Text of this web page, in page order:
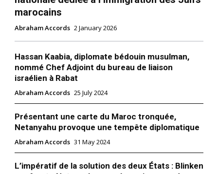
marocains
Abraham Accords 2 January 2026
Hassan Kaabia, diplomate bédouin musulman,
nommé Chef Adjoint du bureau de liaison
israélien à Rabat
Abraham Accords 25 July 2024
Présentant une carte du Maroc tronquée,
Netanyahu provoque une tempête diplomatique
Abraham Accords 31 May 2024
L’impératif de la solution des deux États : Blinken